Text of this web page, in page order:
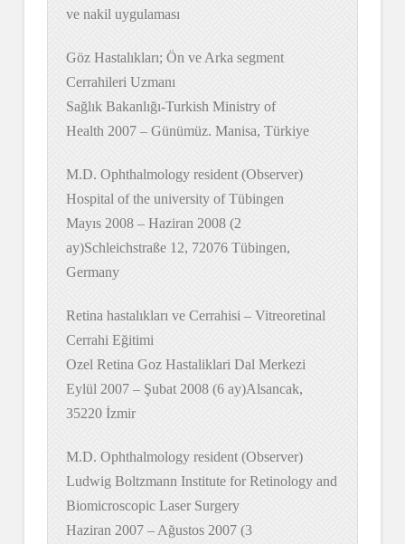
ve nakil uygulaması
Göz Hastalıkları; Ön ve Arka segment
Cerrahileri Uzmanı
Sağlık Bakanlığı-Turkish Ministry of
Health 2007 – Günümüz. Manisa, Türkiye
M.D. Ophthalmology resident (Observer)
Hospital of the university of Tübingen
Mayıs 2008 – Haziran 2008 (2
ay)Schleichstraße 12, 72076 Tübingen,
Germany
Retina hastalıkları ve Cerrahisi – Vitreoretinal
Cerrahi Eğitimi
Ozel Retina Goz Hastaliklari Dal Merkezi
Eylül 2007 – Şubat 2008 (6 ay)Alsancak,
35220 İzmir
M.D. Ophthalmology resident (Observer)
Ludwig Boltzmann Institute for Retinology and
Biomicroscopic Laser Surgery
Haziran 2007 – Ağustos 2007 (3